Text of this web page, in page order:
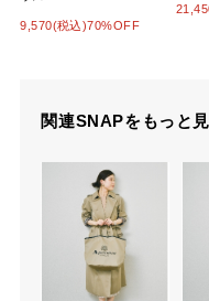
9,570(税込)70%OFF
関連SNAPをもっと